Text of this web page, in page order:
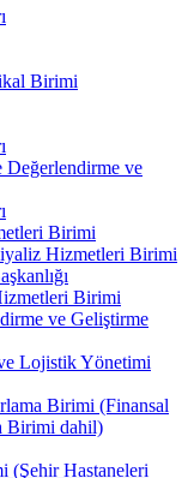
Birimi
Değerlendirme ve
Birimi
Hizmetleri Birimi
Birimi
ve Geliştirme
Lojistik Yönetimi
Birimi (Finansal
Birimi dahil)
(Şehir Hastaneleri